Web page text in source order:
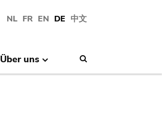
NL FR EN DE 中文
Über uns